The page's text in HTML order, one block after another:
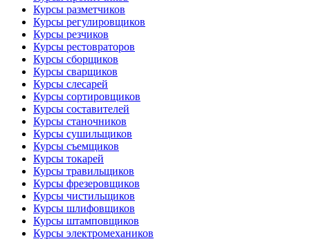
Курсы разметчиков
Курсы регулировщиков
Курсы резчиков
Курсы рестовраторов
Курсы сборщиков
Курсы сварщиков
Курсы слесарей
Курсы сортировщиков
Курсы составителей
Курсы станочников
Курсы сушильщиков
Курсы съемщиков
Курсы токарей
Курсы травильщиков
Курсы фрезеровщиков
Курсы чистильщиков
Курсы шлифовщиков
Курсы штамповщиков
Курсы электромехаников